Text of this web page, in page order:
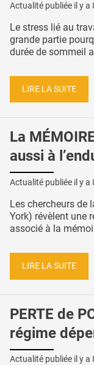
Actualité publiée il y a
Le stress lié au
grande partie
durée de sommeil
LIRE LA SUITE
La
aussi à
Actualité publiée il y a
Les chercheurs de
York) révèlent une
associé à la
LIRE LA SUITE
PERTE de
régime
Actualité publiée il y a